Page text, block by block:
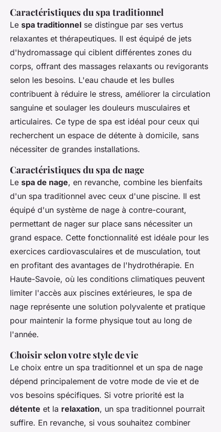
Caractéristiques du spa traditionnel
Le spa traditionnel se distingue par ses vertus
relaxantes et thérapeutiques. Il est équipé de jets
d'hydromassage qui ciblent différentes zones du
corps, offrant des massages relaxants ou revigorants
selon les besoins. L'eau chaude et les bulles
contribuent à réduire le stress, améliorer la circulation
sanguine et soulager les douleurs musculaires et
articulaires. Ce type de spa est idéal pour ceux qui
recherchent un espace de détente à domicile, sans
nécessiter de grandes installations.
Caractéristiques du spa de nage
Le spa de nage, en revanche, combine les bienfaits
d'un spa traditionnel avec ceux d'une piscine. Il est
équipé d'un système de nage à contre-courant,
permettant de nager sur place sans nécessiter un
grand espace. Cette fonctionnalité est idéale pour les
exercices cardiovasculaires et de musculation, tout
en profitant des avantages de l'hydrothérapie. En
Haute-Savoie, où les conditions climatiques peuvent
limiter l'accès aux piscines extérieures, le spa de
nage représente une solution polyvalente et pratique
pour maintenir la forme physique tout au long de
l'année.
Choisir selon votre style de vie
Le choix entre un spa traditionnel et un spa de nage
dépend principalement de votre mode de vie et de
vos besoins spécifiques. Si votre priorité est la
détente et la relaxation, un spa traditionnel pourrait
suffire. En revanche, si vous souhaitez combiner